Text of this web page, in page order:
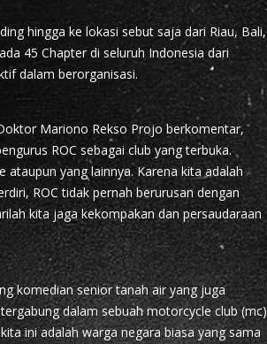
hingga ke lokasi sebut saja dari Riau, Bali,
45 Chapter di seluruh Indonesia dari
dalam berorganisasi.
Mariono Rekso Projo berkomentar,
ROC sebagai club yang terbuka.
yang lainnya. Karena kita adalah
ROC tidak pernah berurusan dengan
kita jaga kekompakan dan persaudaraan
komedian senior tanah air yang juga
dalam sebuah motorcycle club (mc)
ini adalah warga negara biasa yang sama